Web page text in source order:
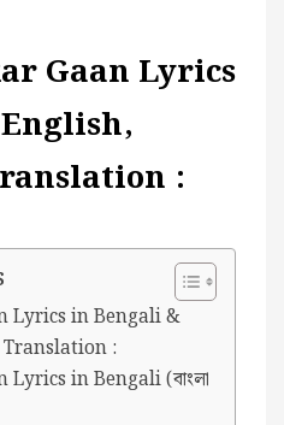
Gaan Lyrics
:
Lyrics in Bengali &
:
in Bengali (বাংলা